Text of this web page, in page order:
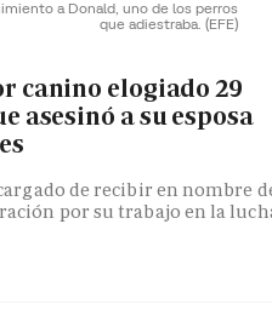
a Donald, uno de los perros
que adiestraba. (EFE)
canino elogiado 29
asesinó a su esposa
de recibir en nombre
por su trabajo en la